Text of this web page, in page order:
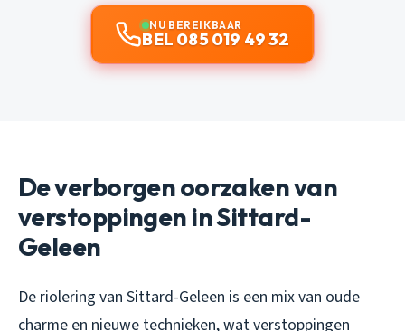
NU BEREIKBAAR
BEL 085 019 49 32
De verborgen oorzaken van
verstoppingen in Sittard-
Geleen
De riolering van Sittard-Geleen is een mix van oude
charme en nieuwe technieken, wat verstoppingen